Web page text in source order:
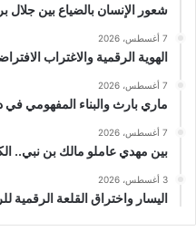
شعور الإنسان بالضياع بين جلال
7 أغسطس، 2026
الهوية الرقمية والاغتراب
7 أغسطس، 2026
ماري بارث والبناء المفهومي في
7 أغسطس، 2026
بين مهدي عاملو مالك بن نبي..
3 أغسطس، 2026
اليسار واختراق القلعة الرقمية